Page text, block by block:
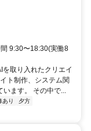
9:30〜18:30(実働8
取り入れたクリエイ
ト制作、システム関
います。 その中で...
あり
夕方